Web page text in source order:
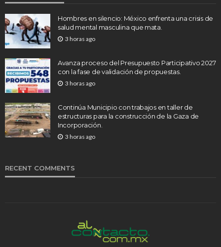
Hombres en silencio: México enfrenta una crisis de
salud mental masculina que mata.
3 horas ago
Avanza proceso del Presupuesto Participativo 2027
con la fase de validación de propuestas.
3 horas ago
Continúa Municipio con trabajos en taller de
estructuras para la construcción de la Gaza de
Incorporación.
3 horas ago
RECENT COMMENTS